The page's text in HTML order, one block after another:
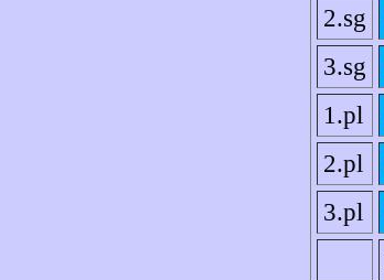
2.sg
3.sg
1.pl
2.pl
3.pl